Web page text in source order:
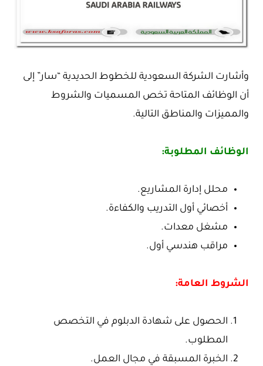
وأشارت الشركة السعودية للخطوط الحديدية “سار” إلى
أن الوظائف المتاحة تخص المسميات والشروط
والمميزات والمناطق التالية.
الوظائف المطلوبة:
محلل إدارة المشاريع.
أخصائي أول التدريب والكفاءة.
مشغل معدات.
مراقب هندسي أول.
الشروط العامة:
الحصول على شهادة الدبلوم في التخصص
المطلوب.
الخبرة المسبقة في مجال العمل.